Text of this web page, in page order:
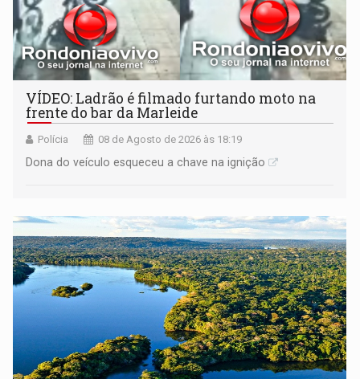
VÍDEO: Ladrão é filmado furtando moto na
frente do bar da Marleide
Polícia 08 de Agosto de 2026 às 18:19
Dona do veículo esqueceu a chave na ignição